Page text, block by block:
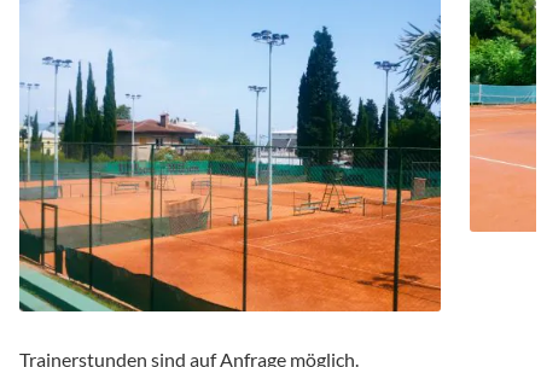
Trainerstunden sind auf Anfrage möglich.